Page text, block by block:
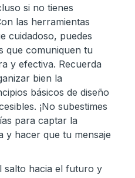
si no tienes
las herramientas
cuidadoso, puedes
que comuniquen tu
y efectiva. Recuerda
bien la
básicos de diseño
¡No subestimes
para captar la
y hacer que tu mensaje
salto hacia el futuro y